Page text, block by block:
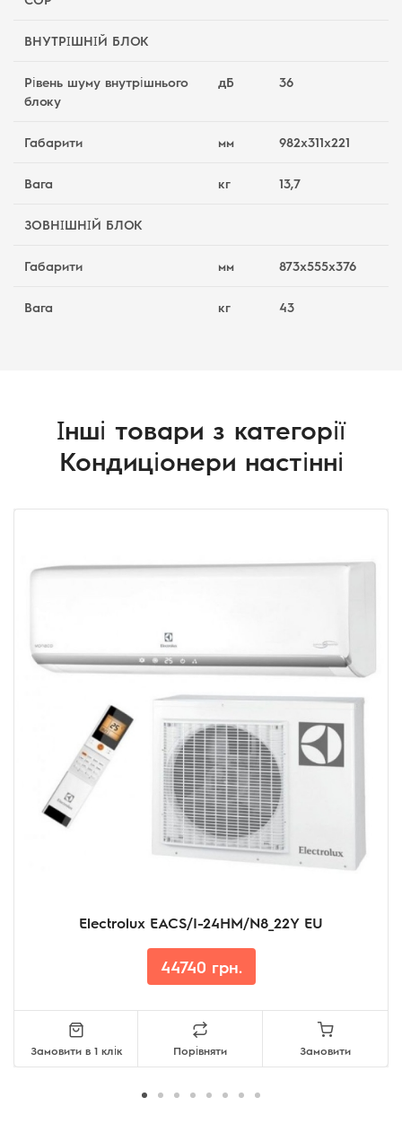
ВНУТРІШНІЙ БЛОК
Рівень шуму внутрішнього
блоку
дБ 36
Габарити мм 982х311х221
Вага кг 13,7
ЗОВНІШНІЙ БЛОК
Габарити мм 873х555х376
Вага кг 43
Інші товари з категорії
Кондиціонери настінні
Electrolux EACS/I-24HM/N8_22Y EU
44740 грн.
Замовити в 1 клік Порівняти Замовити